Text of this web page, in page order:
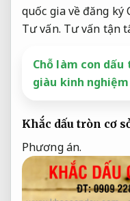
quốc gia về đăng ký
Tư vấn. Tư vấn tận
Chỗ làm con
giàu kinh nghiệm
Khắc dấu tròn cơ
Phương án.